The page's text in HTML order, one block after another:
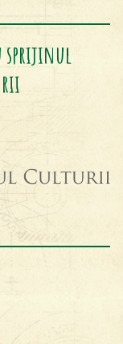
sprijinul